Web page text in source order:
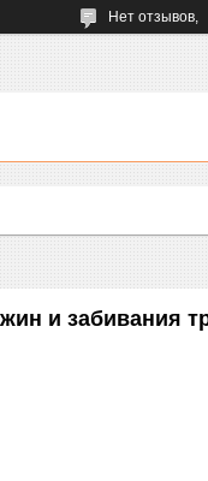
Нет отзывов,
и забивания